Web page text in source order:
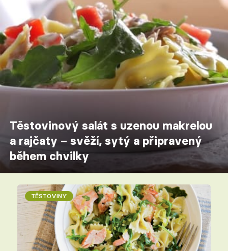
Těstovinový salát s uzenou makrelou
a rajčaty – svěží, sytý a připravený
během chvilky
TĚSTOVINY